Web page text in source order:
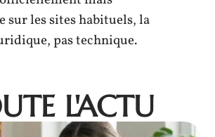
sur les sites habituels, la
pas technique.
L'ACTU